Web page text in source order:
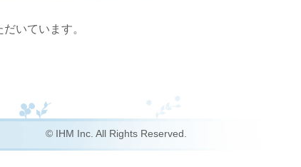
いています。
© IHM Inc. All Rights Reserved.